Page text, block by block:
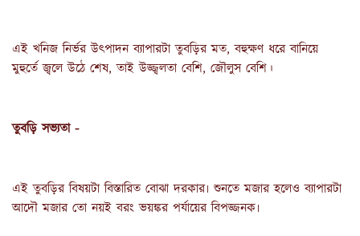
এই খনিজ নির্ভর উৎপাদন ব্যাপারটা তুবড়ির মত, বহুক্ষণ ধরে বানিয়ে
মুহুর্তে জ্বলে উঠে শেষ, তাই উজ্জ্বলতা বেশি, জৌলুস বেশি।
তুবড়ি সভ্যতা -
এই তুবড়ির বিষয়টা বিস্তারিত বোঝা দরকার৷ শুনতে মজার হলেও ব্যাপারটা
আদৌ মজার তো নয়ই বরং ভয়ঙ্কর পর্যায়ের বিপজ্জনক৷